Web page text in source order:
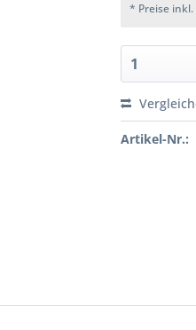
* Preise inkl.
Artikel-Nr.: